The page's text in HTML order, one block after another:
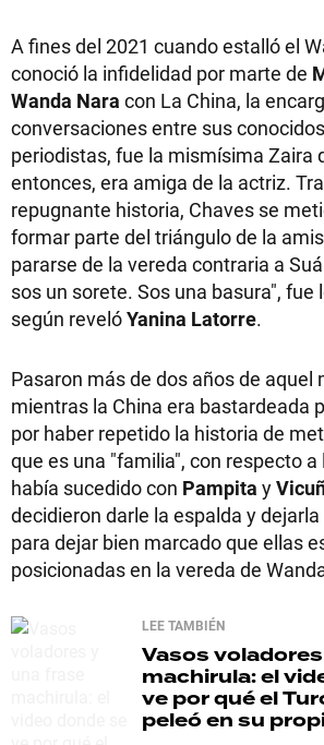
A fines del 2021 cuando estalló el
conoció la infidelidad por marte de
Wanda Nara con La China, la
conversaciones entre sus
periodistas, fue la mismísima Zaira
entonces, era amiga de la actriz.
repugnante historia, Chaves se
formar parte del triángulo de la
pararse de la vereda contraria a
sos un sorete. Sos una basura", fue
según revelóYanina Latorre.
Pasaron más de dos años de aquel
mientras la China era bastardeada
por haber repetido la historia de
que es una "familia", con respecto
había sucedido con Pampita y
decidieron darle la espalda y dejarla
para dejar bien marcado que ellas
posicionadas en la vereda de
LEE TAMBIÉN
Vasos
machirula: el
ve por qué el
peleó en su